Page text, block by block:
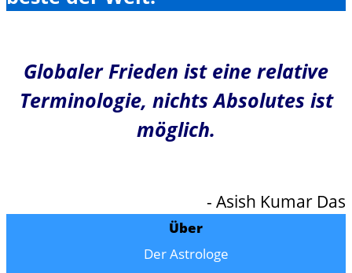
Globaler Frieden ist eine relative
Terminologie, nichts Absolutes ist
möglich.
- Asish Kumar Das
Über
Der Astrologe